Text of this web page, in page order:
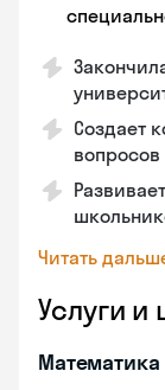
Создает
Читать
Услуги и
Математика